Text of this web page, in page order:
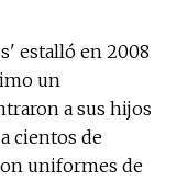
estalló en 2008
un
a sus hijos
cientos de
uniformes de